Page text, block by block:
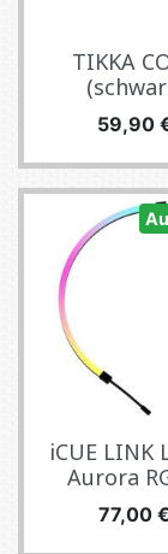
TIKKA
Preis
59,90
iCUE LINK
Aurora
Preis
77,00 €